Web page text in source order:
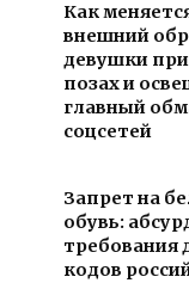
Как
внешний
девушки
позах и
главный
соцсетей
Запрет на
обувь:
требования
кодов